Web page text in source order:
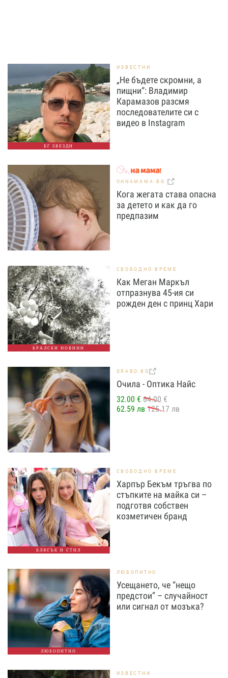
БГ ЗВЕЗДИ
ИЗВЕСТНИ
„Не бъдете скромни, а
пищни“: Владимир
Карамазов разсмя
последователите си с
видео в Instagram
OHNAMAMA.BG
Кога жегата става опасна
за детето и как да го
предпазим
КРАЛСКИ НОВИНИ
СВОБОДНО ВРЕМЕ
Как Меган Маркъл
отпразнува 45-ия си
рожден ден с принц Хари
GRABO.BG
Очила - Оптика Найс
32.00 € 64.00 €
62.59 лв 125.17 лв
БЛЯСЪК И СТИЛ
СВОБОДНО ВРЕМЕ
Харпър Бекъм тръгва по
стъпките на майка си –
подготвя собствен
козметичен бранд
ЛЮБОПИТНО
ЛЮБОПИТНО
Усещането, че “нещо
предстои” – случайност
или сигнал от мозъка?
ИЗВЕСТНИ